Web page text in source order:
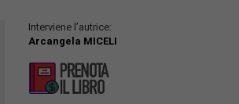
Interviene l’autrice:
Arcangela MICELI